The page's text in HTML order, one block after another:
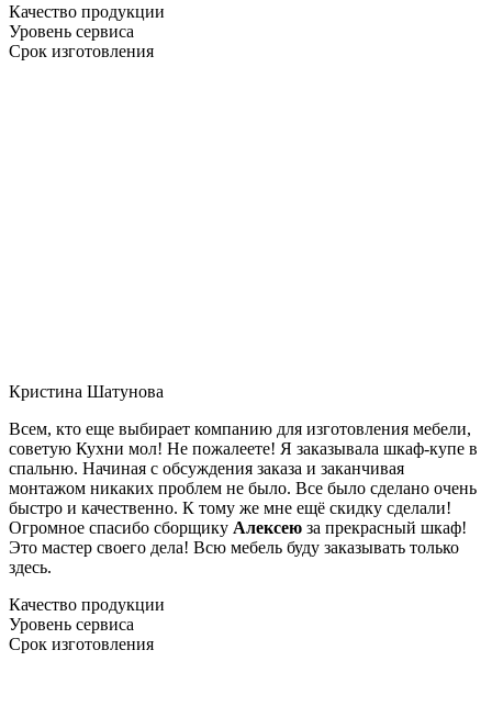
Качество продукции
Уровень сервиса
Срок изготовления
Кристина Шатунова
Всем, кто еще выбирает компанию для изготовления мебели,
советую Кухни мол! Не пожалеете! Я заказывала шкаф-купе в
спальню. Начиная с обсуждения заказа и заканчивая
монтажом никаких проблем не было. Все было сделано очень
быстро и качественно. К тому же мне ещё скидку сделали!
Огромное спасибо сборщику Алексею за прекрасный шкаф!
Это мастер своего дела! Всю мебель буду заказывать только
здесь.
Качество продукции
Уровень сервиса
Срок изготовления